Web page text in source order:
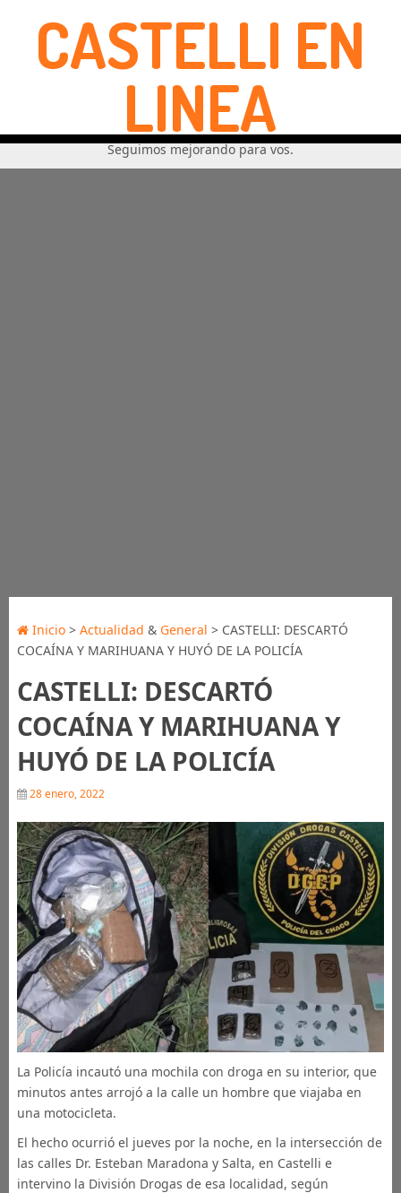
CASTELLI EN
LINEA
Seguimos mejorando para vos.
Inicio> Actualidad & General > CASTELLI: DESCARTÓ
COCAÍNA Y MARIHUANA Y HUYÓ DE LA POLICÍA
CASTELLI: DESCARTÓ
COCAÍNA Y MARIHUANA Y
HUYÓ DE LA POLICÍA
28 enero, 2022
La Policía incautó una mochila con droga en su interior, que
minutos antes arrojó a la calle un hombre que viajaba en
una motocicleta.
El hecho ocurrió el jueves por la noche, en la intersección de
las calles Dr. Esteban Maradona y Salta, en Castelli e
intervino la División Drogas de esa localidad, según